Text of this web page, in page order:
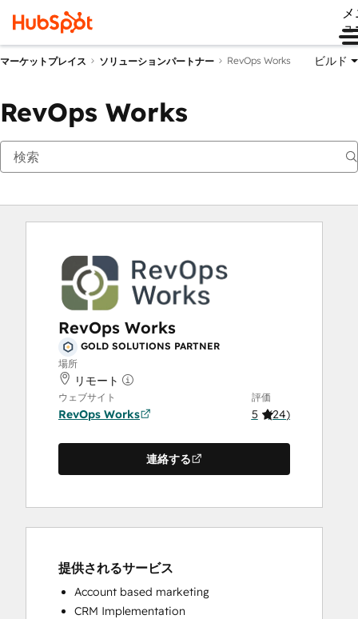
ュ
マーケットプレイス ソリューションパートナー RevOps Works ビルド
RevOps Works
RevOps Works
GOLD SOLUTIONS PARTNER
場所
リモート
ウェブサイト
RevOps Works
評価
5 (24)
連絡する
提供されるサービス
Account based marketing
CRM Implementation